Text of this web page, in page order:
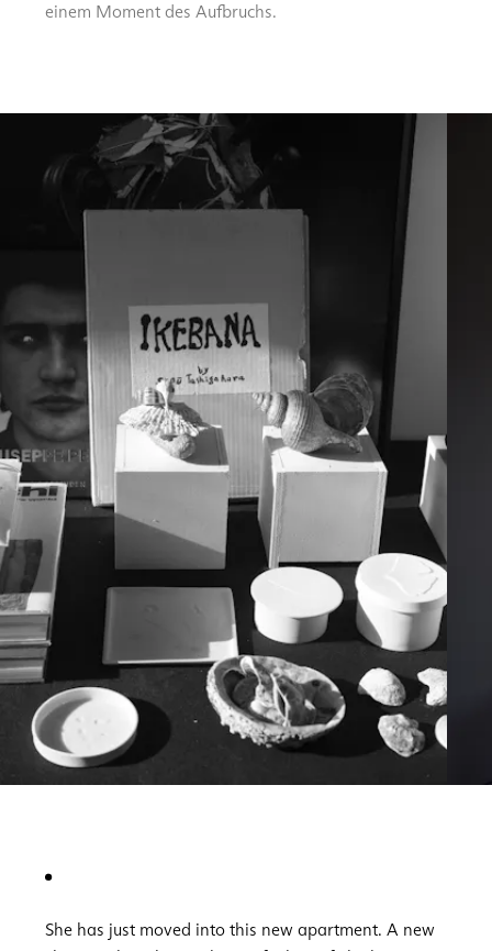
einem Moment des Aufbruchs.
She has just moved into this new apartment. A new